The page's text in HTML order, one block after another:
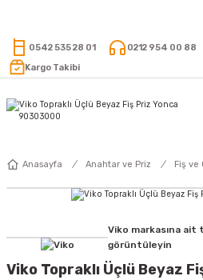
0542 535 28 01 0212 954 00 88
Kargo Takibi
Anasayfa Anahtar ve Priz Fiş ve
Viko markasına
görüntüleyin
Viko Topraklı Üçlü Beyaz